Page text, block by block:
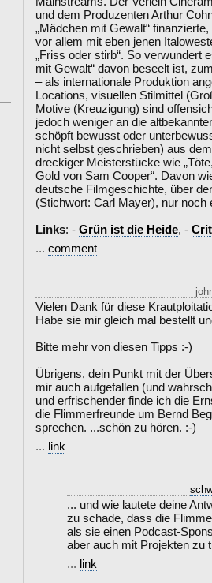
und dem Produzenten Arthur
„Mädchen mit Gewalt“
vor allem mit eben jenen
„Friss oder stirb“. So verwundert
mit Gewalt“ davon beseelt ist,
– als internationale Produktion
Locations, visuellen Stilmittel
Motive (Kreuzigung) sind
jedoch weniger an die
schöpft bewusst oder
nicht selbst geschrieben) aus
dreckiger Meisterstücke wie
Gold von Sam Cooper“. Davon
deutsche Filmgeschichte, über
(Stichwort: Carl Mayer), nur noch
Links: - Grün ist die Heide, -
... comment
Vielen Dank für diese
Habe sie mir gleich mal bestellt
Bitte mehr von diesen Tipps :-)
Übrigens, dein Punkt mit der
mir auch aufgefallen (und
und erfrischender finde ich die
die Flimmerfreunde um Bernd
sprechen. ...schön zu hören. :-)
... link
... und wie lautete deine
zu schade, dass die
als sie einen Podcast-
aber auch mit Projekten zu
... link